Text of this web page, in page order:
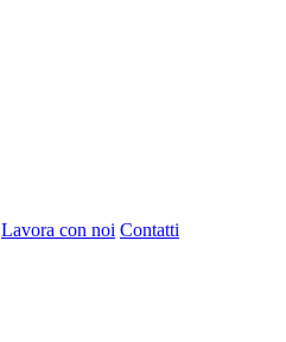
Lavora con noi Contatti